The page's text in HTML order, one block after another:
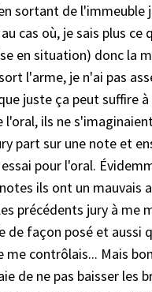
sortant de l'immeuble
cas où, je sais plus
en situation) donc la
l'arme, je n'ai pas
juste ça peut suffire
l'oral, ils ne
part sur une note et
pour l'oral.
ils ont un mauvais
précédents jury à me
de façon posé et aussi
me contrôlais... Mais
de ne pas baisser